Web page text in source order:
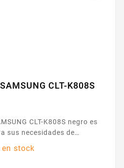
CLT-K808S
sus necesidades de
para funcionar con las
808 ,
stock